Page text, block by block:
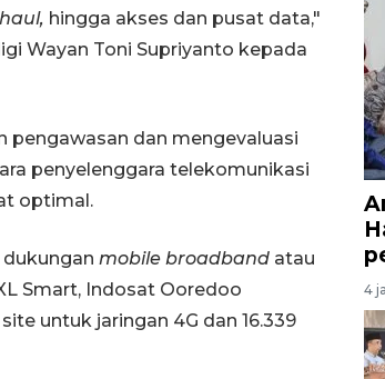
hingga akses dan pusat data,"
Wayan Toni Supriyanto kepada
pengawasan dan mengevaluasi
penyelenggara telekomunikasi
optimal.
mobile broadband atau
Smart, Indosat Ooredoo
untuk jaringan 4G dan 16.339
4